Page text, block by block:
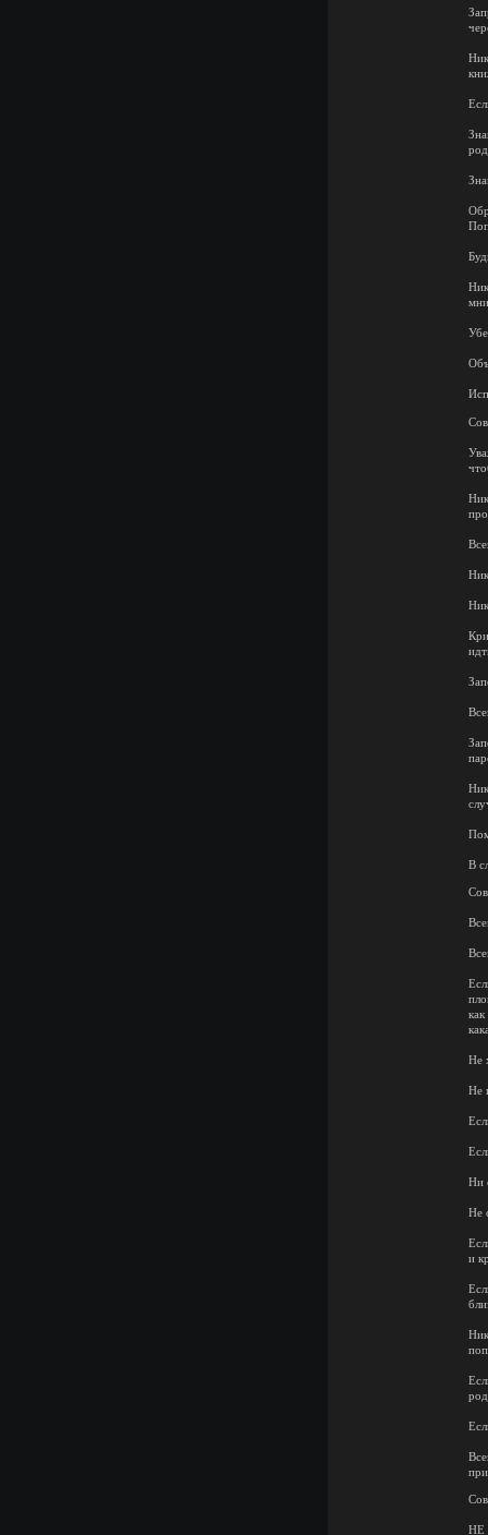
В
Не
Не
Ни
Не
и
НЕ